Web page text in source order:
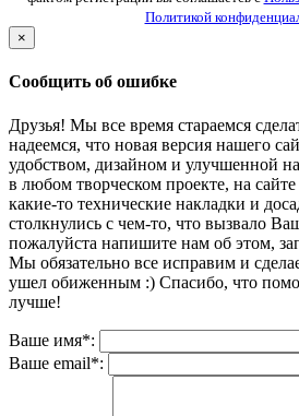
Политикой
×
Сообщить об ошибке
Друзья! Мы все время стараемся
надеемся, что новая версия нашего
удобством, дизайном и улучшенной
в любом творческом проекте, на
какие-то технические накладки и
столкнулись с чем-то, что вызвало
пожалуйста напишите нам об этом,
Мы обязательно все исправим и
ушел обиженным :) Спасибо, что
лучше!
Ваше имя*:
Ваше email*: